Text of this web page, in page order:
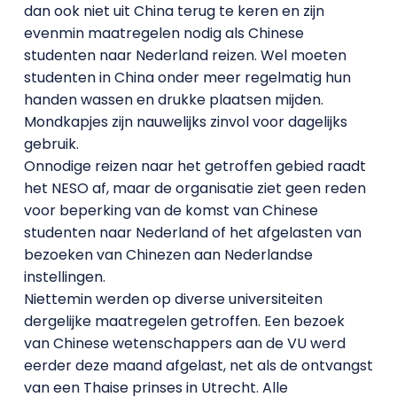
dan ook niet uit China terug te keren en zijn
evenmin maatregelen nodig als Chinese
studenten naar Nederland reizen. Wel moeten
studenten in China onder meer regelmatig hun
handen wassen en drukke plaatsen mijden.
Mondkapjes zijn nauwelijks zinvol voor dagelijks
gebruik.
Onnodige reizen naar het getroffen gebied raadt
het NESO af, maar de organisatie ziet geen reden
voor beperking van de komst van Chinese
studenten naar Nederland of het afgelasten van
bezoeken van Chinezen aan Nederlandse
instellingen.
Niettemin werden op diverse universiteiten
dergelijke maatregelen getroffen. Een bezoek
van Chinese wetenschappers aan de VU werd
eerder deze maand afgelast, net als de ontvangst
van een Thaise prinses in Utrecht. Alle